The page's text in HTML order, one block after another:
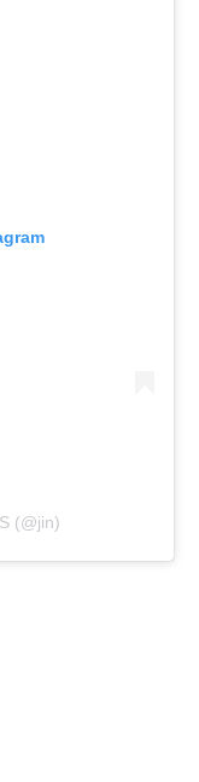
(@jin)